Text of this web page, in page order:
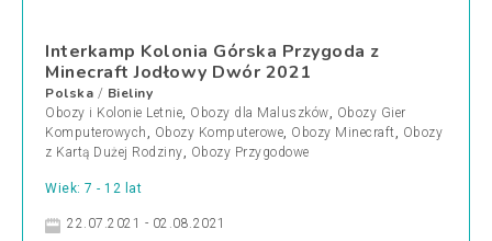
Interkamp Kolonia Górska Przygoda z
Minecraft Jodłowy Dwór 2021
Polska / Bieliny
Obozy i Kolonie Letnie, Obozy dla Maluszków, Obozy Gier
Komputerowych , Obozy Komputerowe, Obozy Minecraft, Obozy
z Kartą Dużej Rodziny, Obozy Przygodowe
Wiek: 7 - 12 lat
22.07.2021 - 02.08.2021